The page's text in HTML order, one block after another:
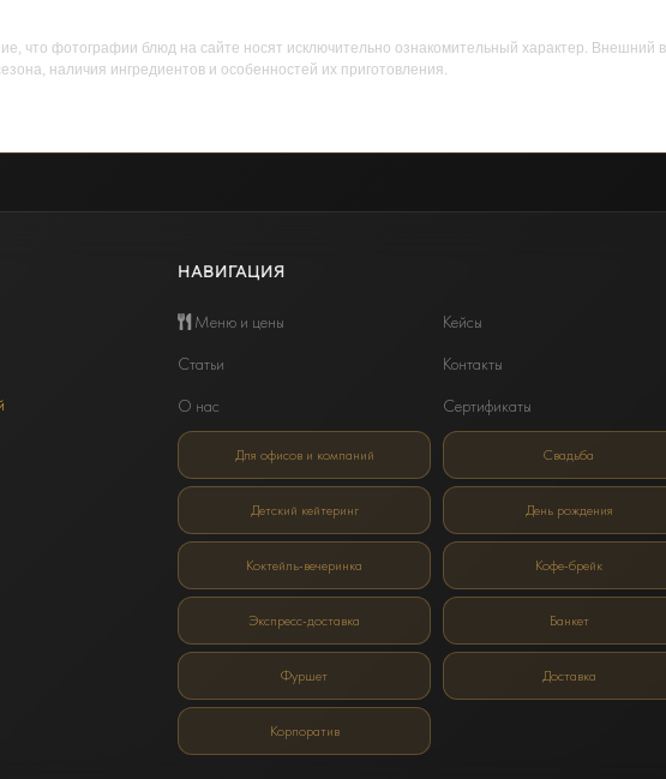
что фотографии блюд на сайте носят исключительно ознакомительный характер. Внешний
наличия ингредиентов и особенностей их приготовления.
НАВИГАЦИЯ
Меню и цены
Кейсы
Статьи
Контакты
О нас
Сертификаты
Для офисов и компаний Свадьба
Детский кейтеринг День рождения
Коктейль-вечеринка Кофе-брейк
Экспресс-доставка Банкет
Фуршет Доставка
Корпоратив